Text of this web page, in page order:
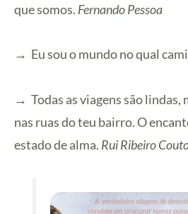
que somos. Fernando Pessoa
→ Eu sou o mundo no qual
→ Todas as viagens são lindas,
nas ruas do teu bairro. O
estado de alma. Rui Ribeiro